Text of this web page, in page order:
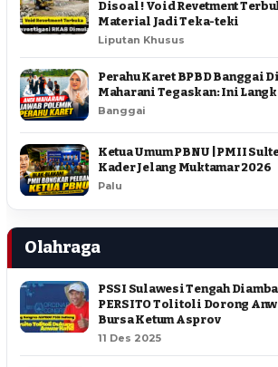
Disoal ! Void Revetment
Material Jadi Teka-teki
Liputan Khusus
Perahu Karet BPBD Banggai
Maharani Tegaskan: Ini
Banggai
Ketua Umum PBNU | PMII
Kader Jelang Muktamar 2026
Palu
Olahraga
PSSI Sulawesi Tengah
PERSITO Tolitoli Dorong
Bursa Ketum Asprov
11 Des 2025